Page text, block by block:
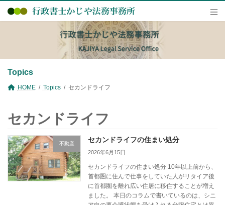
テ
ス
ゲ
ン
Topics
HOME Topics セカンドライフ
セカンドライフ
不動産 セカンドライフの住まい処分
2026年6月15日
セカンドライフの住まい処分 10年以上前から、
首都圏に住んで仕事をしていた人がリタイア後
に首都圏を離れ広い住居に移住することが増え
ました。 本日のコラムで書いているのは、シニ